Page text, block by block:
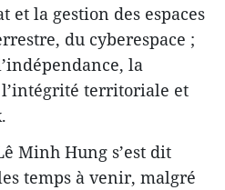
et la gestion des espaces
du cyberespace ;
la
territoriale et
Minh Hung s’est dit
temps à venir, malgré